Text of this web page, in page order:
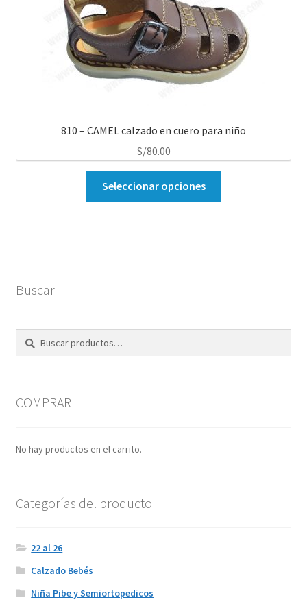
810 – CAMEL calzado en cuero para niño
S/80.00
Seleccionar opciones
Buscar
Buscar
Buscar
COMPRAR
No hay productos en el carrito.
Categorías del producto
22 al 26
Calzado Bebés
Niña Pibe y Semiortopedicos